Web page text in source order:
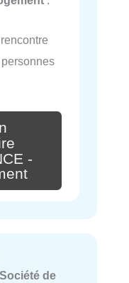
-
Société de